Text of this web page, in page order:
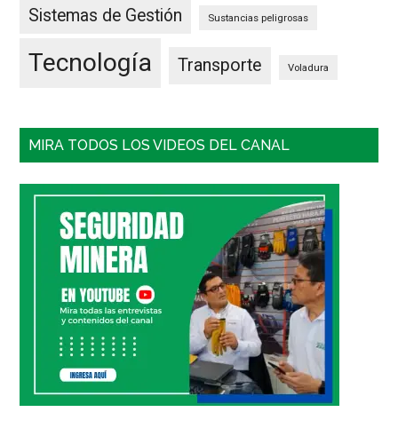
Sistemas de Gestión Sustancias peligrosas
Tecnología Transporte Voladura
MIRA TODOS LOS VIDEOS DEL CANAL